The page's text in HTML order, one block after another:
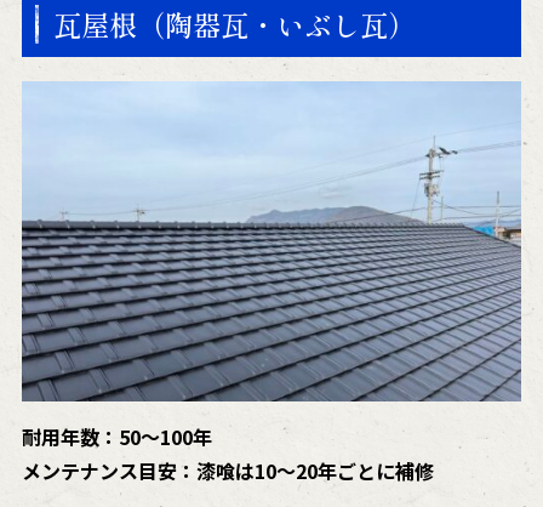
瓦屋根（陶器瓦・いぶし瓦）
耐用年数：50〜100年
メンテナンス目安：漆喰は10〜20年ごとに補修